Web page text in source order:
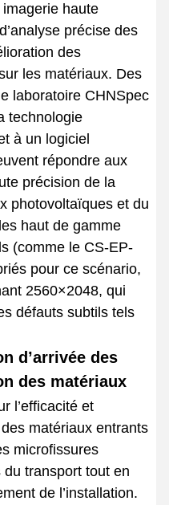
haute
précise des
des
les matériaux. Des
laboratoire CHNSpec
technologie
à un logiciel
répondre aux
précision de la
photovoltaïques et du
haut de gamme
(comme le CS-EP-
pour ce scénario,
2560×2048, qui
défauts subtils tels
d’arrivée des
des matériaux
l’efficacité et
des matériaux entrants
microfissures
transport tout en
de l’installation.